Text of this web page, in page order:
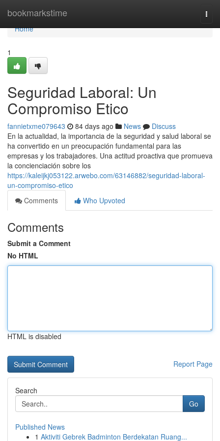
bookmarkstime
Home
Home
1
Seguridad Laboral: Un
Compromiso Etico
fannietxme079643 84 days ago News
Discuss
En la actualidad, la importancia de la seguridad y salud laboral se
ha convertido en un preocupación fundamental para las
empresas y los trabajadores. Una actitud proactiva que promueva
la concienciación sobre los
https://kaleijkj053122.arwebo.com/63146882/seguridad-laboral-
un-compromiso-etico
Comments
Who Upvoted
Comments
Submit a Comment
No HTML
HTML is disabled
Report Page
Search
Go
Published News
1 Aktiviti Gebrek Badminton Berdekatan Ruang...